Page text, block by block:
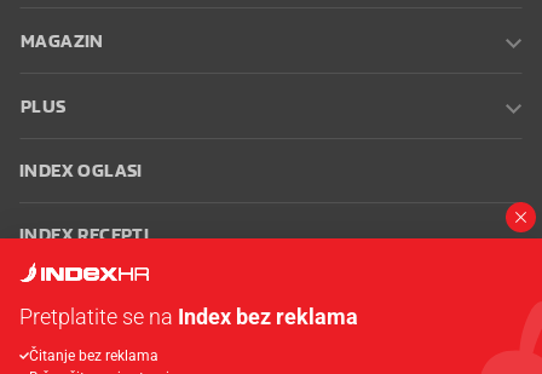
MAGAZIN
PLUS
INDEX OGLASI
INDEX RECEPTI
Oglašavanje Zaposli se na Indexu
Pretplatite se na Index bez reklama
Čitanje bez reklama